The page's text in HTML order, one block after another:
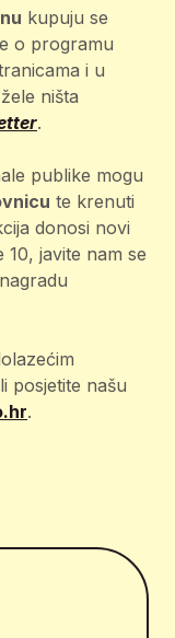
kupuju se
o programu
i u
ništa
.
publike mogu
te krenuti
donosi novi
javite nam se
posjetite našu
.